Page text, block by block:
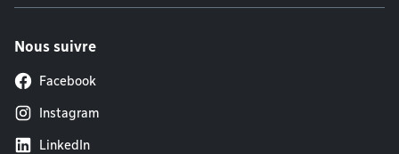
Nous suivre
Facebook
Instagram
LinkedIn